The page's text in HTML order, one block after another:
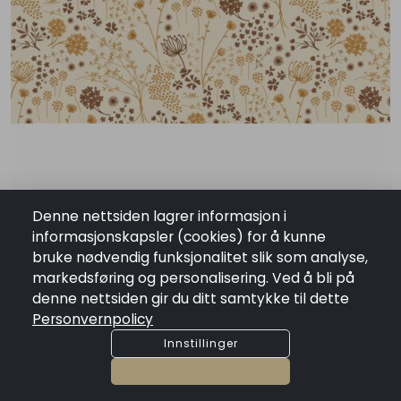
Serviett efterårsblomster 20 stk pr pakke
NOK 69.00
Tilgjengelighet:7 på lager
remove add
Legg I Handlekurv
Denne nettsiden lagrer informasjon i
informasjonskapsler (cookies) for å kunne
bruke nødvendig funksjonalitet slik som analyse,
markedsføring og personalisering. Ved å bli på
denne nettsiden gir du ditt samtykke til dette
Personvernpolicy
Innstillinger